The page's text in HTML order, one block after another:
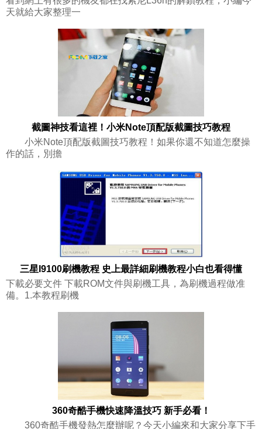
天就給大家整理一
截圖神技看這裡！小米Note頂配版截圖技巧教程
小米Note頂配版截圖技巧教程！如果你還不知道怎麼操
作的話，別擔
三星I9100刷機教程 史上最詳細刷機教程小白也看得懂
下載必要文件 下載ROM文件與刷機工具，為刷機過程做准
備。1.本教程刷機
360奇酷手機快速降溫技巧 新手必看！
360奇酷手機發熱怎麼辦呢？今天小編來和大家分享下手